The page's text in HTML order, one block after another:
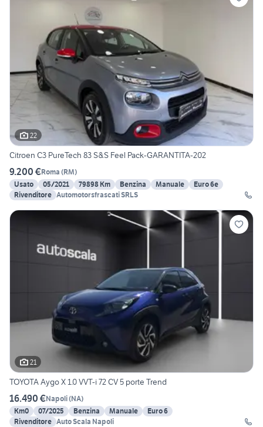
22
Citroen C3 PureTech 83 S&S Feel Pack-GARANTITA-202
9.200 €Roma (RM)
Usato
05/2021 79898 Km Benzina Manuale
Euro 6e
Rivenditore Automotorsfrascati SRLS
21
TOYOTA Aygo X 1.0 VVT-i 72 CV 5 porte Trend
16.490 €Napoli(NA)
Km0
07/2025 Benzina Manuale
Euro 6
Rivenditore Auto Scala Napoli